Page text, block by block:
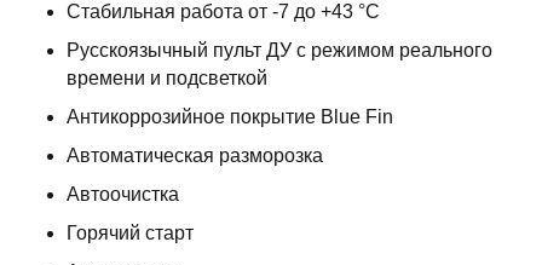
Стабильная работа от -7 до +43 °С
Русскоязычный пульт ДУ с режимом реального
времени и подсветкой
Антикоррозийное покрытие Blue Fin
Автоматическая разморозка
Автоочистка
Горячий старт